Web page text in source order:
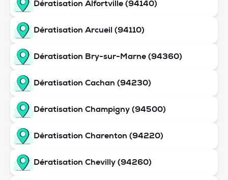
Dératisation Alfortville (94140)
Dératisation Arcueil (94110)
Dératisation Bry-sur-Marne (94360)
Dératisation Cachan (94230)
Dératisation Champigny (94500)
Dératisation Charenton (94220)
Dératisation Chevilly (94260)